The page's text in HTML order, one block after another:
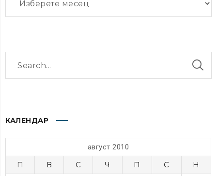
КАЛЕНДАР
август 2010
П В С Ч П С Н